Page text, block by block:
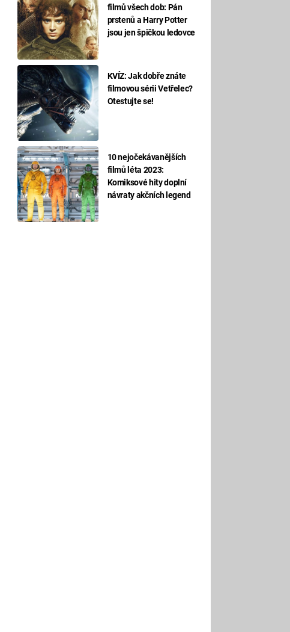
filmů všech dob: Pán
prstenů a Harry Potter
jsou jen špičkou ledovce
KVÍZ: Jak dobře znáte
filmovou sérii Vetřelec?
Otestujte se!
10 nejočekávanějších
filmů léta 2023:
Komiksové hity doplní
návraty akčních legend